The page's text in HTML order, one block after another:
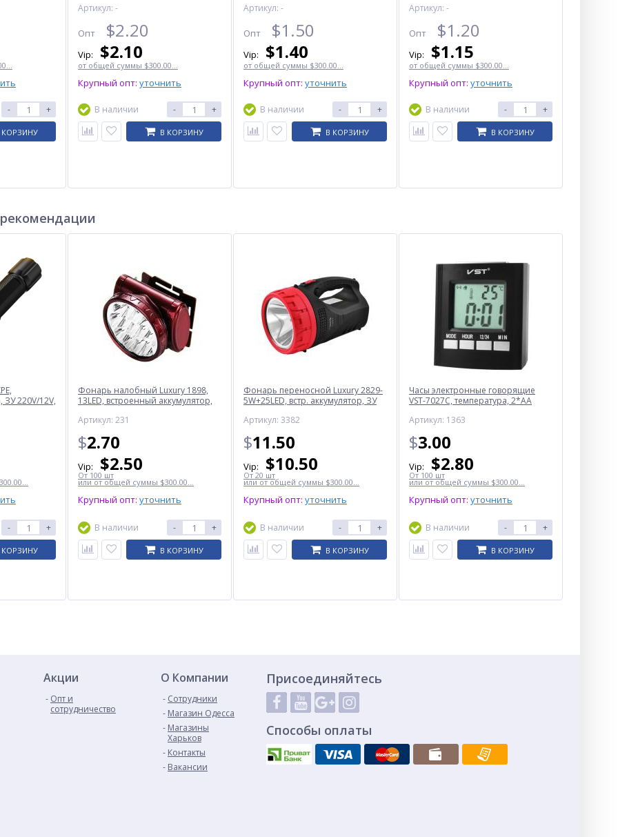
Фонарь переносной Luxury
2886-5W+22SMD, power
$10.50
Часы наручные 1048, red
$0.25
Мультитул туристический
Traveler Deluxe MT-821 7в1,
$3.70
- +
КОРЗИНУ
Артикул: -
Опт $2.20
Vip: $2.10
от общей суммы $300.00...
Крупный опт: уточнить
В наличии - +
В КОРЗИНУ
Артикул: -
Опт $1.50
Vip: $1.40
от общей суммы $300.00...
Крупный опт: уточнить
В наличии - +
В КОРЗИНУ
Артикул: -
Опт $1.20
Vip: $1.15
от общей суммы $300.00...
Крупный опт: уточнить
В наличии - +
В КОРЗИНУ
ЗУ 220V/12V,
- +
КОРЗИНУ
Фонарь налобный Luxury 1898,
13LED, встроенный аккумулятор,
Артикул: 231
$2.70
Vip: $2.50
От 100 шт
или от общей суммы $300.00...
Крупный опт: уточнить
В наличии - +
В КОРЗИНУ
Фонарь переносной Luxury 2829-
5W+25LED, встр. аккумулятор, ЗУ
Артикул: 3382
$11.50
Vip: $10.50
От 20 шт
или от общей суммы $300.00...
Крупный опт: уточнить
В наличии - +
В КОРЗИНУ
Часы электронные говорящие
VST-7027С, температура, 2*AA
Артикул: 1363
$3.00
Vip: $2.80
От 100 шт
или от общей суммы $300.00...
Крупный опт: уточнить
В наличии - +
В КОРЗИНУ
Акции
Опт и
сотрудничество
О Компании
Сотрудники
Магазин Одесса
Магазины
Харьков
Контакты
Вакансии
Присоединяйтесь
Способы оплаты